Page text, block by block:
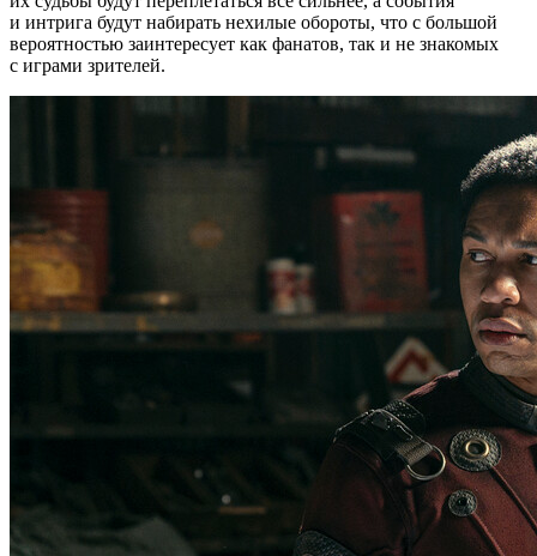
и интрига будут набирать нехилые обороты, что с большой
вероятностью заинтересует как фанатов, так и не знакомых
с играми зрителей.